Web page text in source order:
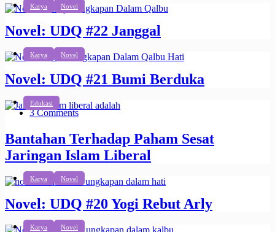
Karya Novel
Novel: UDQ #22 Janggal
Karya Novel
Novel: UDQ #21 Bumi Berduka
Edukasi
3 Comments
Bantahan Terhadap Paham Sesat
Jaringan Islam Liberal
Karya Novel
Novel: UDQ #20 Yogi Rebut Arly
Karya Novel